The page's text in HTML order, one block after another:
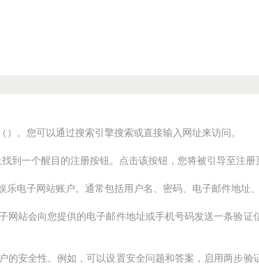
。您可以通过搜索引擎搜索或直接输入网址来访问。
一个醒目的注册按钮。点击该按钮，您将被引导至注册
电子网站账户。通常包括用户名、密码、电子邮件地址
站会向您提供的电子邮件地址或手机号码发送一条验
安全性。例如，可以设置安全问题和答案，启用两步